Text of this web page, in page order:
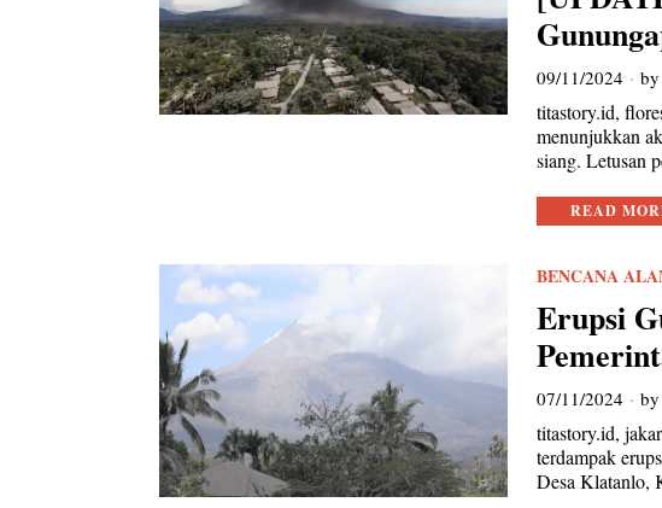
09/11/2024
titastory.id,
menunjukkan
siang. Letusan
READ
BENCANA
Erupsi
07/11/2024
titastory.id,
terdampak
Desa Klatanlo,